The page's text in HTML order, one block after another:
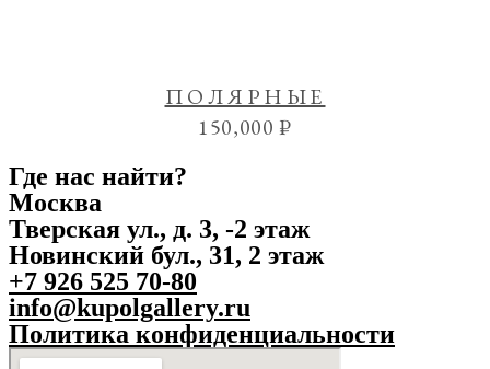
ПОЛЯРНЫЕ
150,000₽
Где нас найти?
Москва
Тверская ул., д. 3, -2 этаж
Новинский бул., 31, 2 этаж
+7 926 525 70-80
info@kupolgallery.ru
Политика конфиденциальности